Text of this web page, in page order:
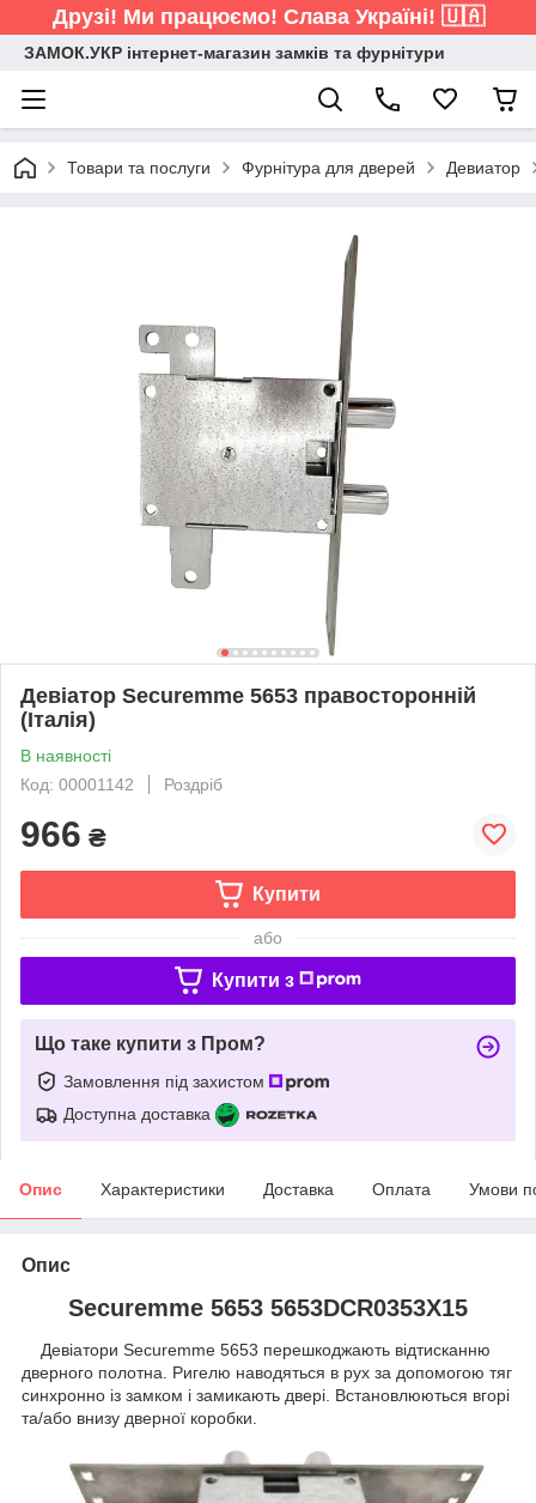
Друзі! Ми працюємо! Слава Україні! 🇺🇦
ЗАМОК.УКР інтернет-магазин замків та фурнітури
Товари та послуги Фурнітура для дверей Девиатор
Девіатор Securemme 5653 правосторонній
(Італія)
В наявності
Код: 00001142
Роздріб
966 ₴
Купити
або
Купити з
Що таке купити з Пром?
Замовлення під захистом
Доступна доставка
Опис Характеристики Доставка Оплата Умови
Опис
Securemme 5653 5653DCR0353X15
Девіатори Securemme 5653 перешкоджають відтисканню
дверного полотна. Ригелю наводяться в рух за допомогою тяг
синхронно із замком і замикають двері. Встановлюються вгорі
та/або внизу дверної коробки.